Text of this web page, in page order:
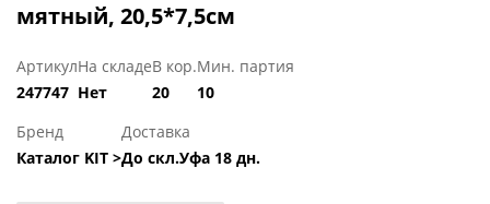
мятный, 20,5*7,5см
Артикул
247747
На складе
Нет
В кор.
20
Мин. партия
10
Бренд
Каталог KIT >
Доставка
До скл.Уфа 18 дн.